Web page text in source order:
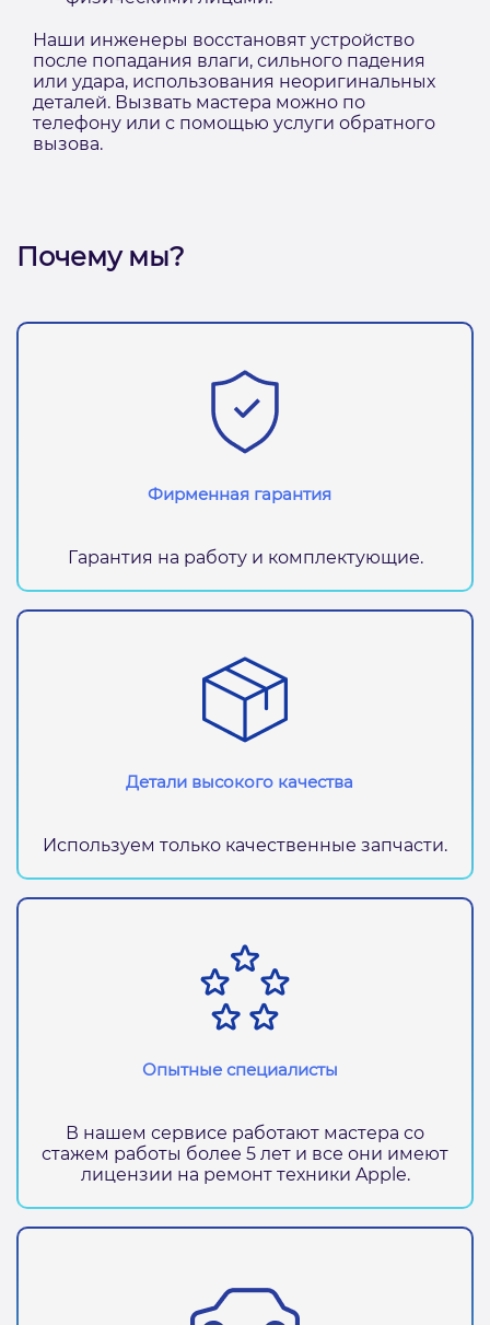
Наши инженеры восстановят устройство
после попадания влаги, сильного падения
или удара, использования неоригинальных
деталей. Вызвать мастера можно по
телефону или с помощью услуги обратного
вызова.
Почему мы?
Фирменная гарантия
Гарантия на работу и комплектующие.
Детали высокого качества
Используем только качественные запчасти.
Опытные специалисты
В нашем сервисе работают мастера со
стажем работы более 5 лет и все они имеют
лицензии на ремонт техники Apple.